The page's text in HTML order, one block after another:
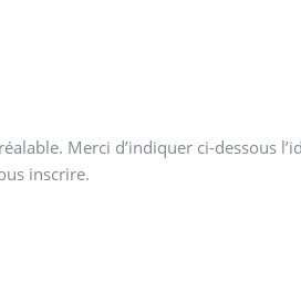
Merci d’indiquer ci-dessous
inscrire.